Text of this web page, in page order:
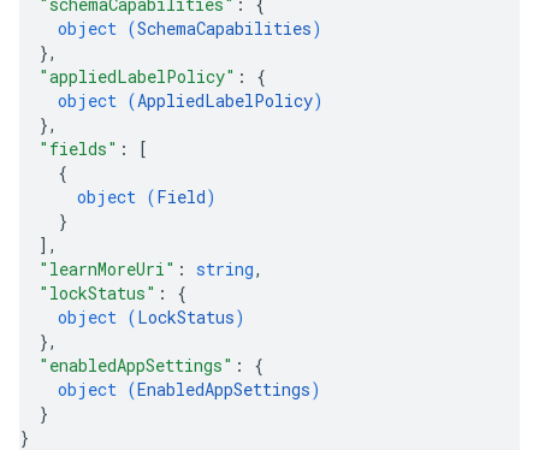
object (SchemaCapabilities)
},
"appliedLabelPolicy" : {
object (AppliedLabelPolicy)
},
"fields" :
[
{
object (Field)
}
] ,
"learnMoreUri" : string,
"lockStatus" : {
object (LockStatus)
},
"enabledAppSettings" : {
object (EnabledAppSettings)
}
}